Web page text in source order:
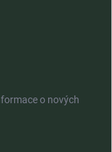
o nových